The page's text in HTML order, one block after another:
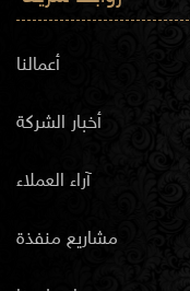
أعمالنا
أخبار الشركة
آراء العملاء
مشاريع منفذة